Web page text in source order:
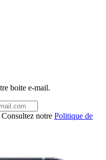
boite e-mail.
notre Politique de